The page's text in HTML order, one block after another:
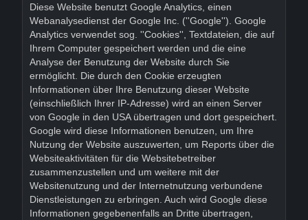
Diese Website benutzt Google Analytics, einen
Webanalysedienst der Google Inc. (''Google''). Google
Analytics verwendet sog. ''Cookies'', Textdateien, die auf
Ihrem Computer gespeichert werden und die eine
Analyse der Benutzung der Website durch Sie
ermöglicht. Die durch den Cookie erzeugten
Informationen über Ihre Benutzung dieser Website
(einschließlich Ihrer IP-Adresse) wird an einen Server
von Google in den USA übertragen und dort gespeichert.
Google wird diese Informationen benutzen, um Ihre
Nutzung der Website auszuwerten, um Reports über die
Websiteaktivitäten für die Websitebetreiber
zusammenzustellen und um weitere mit der
Websitenutzung und der Internetnutzung verbundene
Dienstleistungen zu erbringen. Auch wird Google diese
Informationen gegebenenfalls an Dritte übertragen,